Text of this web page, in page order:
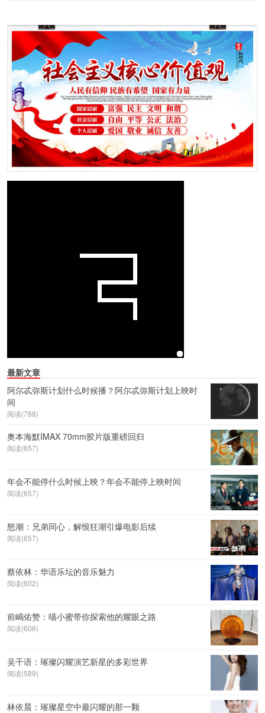
最新文章
阿尔忒弥斯计划什么时候播？阿尔忒弥斯计划上映时
间
阅读(788)
奥本海默IMAX 70mm胶片版重磅回归
阅读(657)
年会不能停什么时候上映？年会不能停上映时间
阅读(657)
怒潮：兄弟同心，解恨狂潮引爆电影后续
阅读(657)
蔡依林：华语乐坛的音乐魅力
阅读(602)
前嶋佑赞：喵小蜜带你探索他的耀眼之路
阅读(606)
吴千语：璀璨闪耀演艺新星的多彩世界
阅读(589)
林依晨：璀璨星空中最闪耀的那一颗